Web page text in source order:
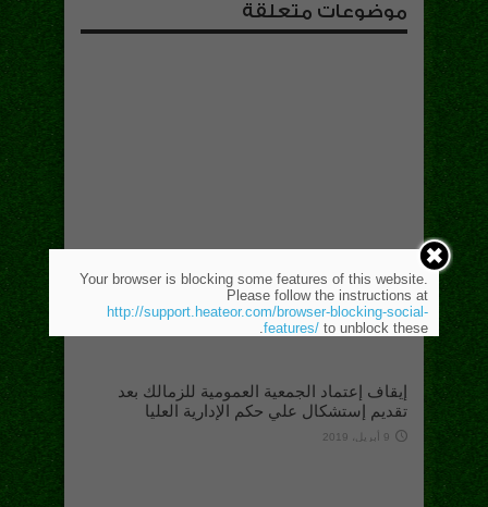
موضوعات متعلقة
إيقاف إعتماد الجمعية العمومية للزمالك بعد
تقديم إستشكال علي حكم الإدارية العليا
9 أبريل، 2019
Your browser is blocking some features of this website.
Please follow the instructions at
http://support.heateor.com/browser-blocking-social-
features/ to unblock these.